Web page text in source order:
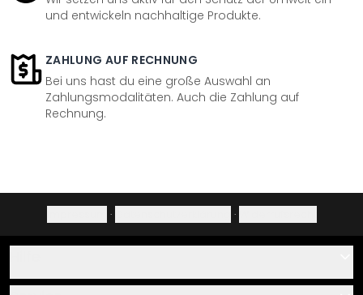
und entwickeln nachhaltige Produkte.
ZAHLUNG AUF RECHNUNG
Bei uns hast du eine große Auswahl an
Zahlungsmodalitäten. Auch die Zahlung auf
Rechnung.
· ·